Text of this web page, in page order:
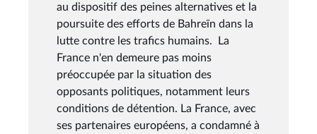
au dispositif des peines alternatives et la
poursuite des efforts de Bahreïn dans la
lutte contre les trafics humains. La
France n'en demeure pas moins
préoccupée par la situation des
opposants politiques, notamment leurs
conditions de détention. La France, avec
ses partenaires européens, a condamné à